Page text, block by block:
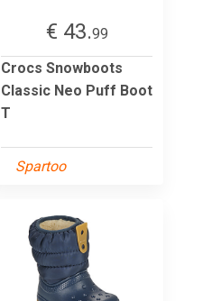
€ 43.99
Crocs Snowboots
Classic Neo Puff Boot
T
Spartoo